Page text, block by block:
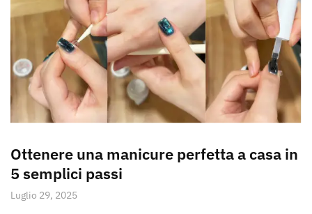
Ottenere una manicure perfetta a casa in
5 semplici passi
Luglio 29, 2025